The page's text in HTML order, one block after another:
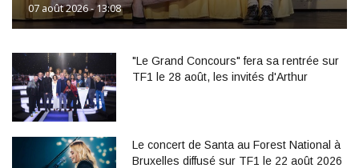
07 août 2026 - 13:08
"Le Grand Concours" fera sa rentrée sur
TF1 le 28 août, les invités d'Arthur
Le concert de Santa au Forest National à
Bruxelles diffusé sur TF1 le 22 août 2026